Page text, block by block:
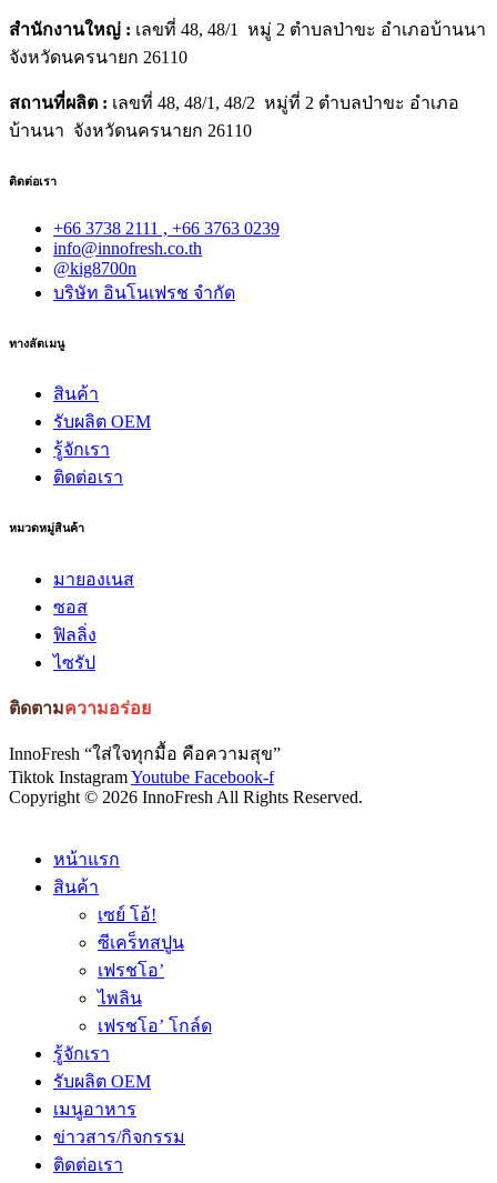
สำนักงานใหญ่ : เลขที่ 48, 48/1 หมู่ 2 ตำบลป่าขะ อำเภอบ้านนา
จังหวัดนครนายก 26110
สถานที่ผลิต : เลขที่ 48, 48/1, 48/2 หมู่ที่ 2 ตำบลป่าขะ อำเภอ
บ้านนา จังหวัดนครนายก 26110
ติดต่อเรา
+66 3738 2111 , +66 3763 0239
info@innofresh.co.th
@kig8700n
บริษัท อินโนเฟรช จำกัด
ทางลัดเมนู
สินค้า
รับผลิต OEM
รู้จักเรา
ติดต่อเรา
หมวดหมู่สินค้า
มายองเนส
ซอส
ฟิลลิ่ง
ไซรัป
ติดตามความอร่อย
InnoFresh “ใส่ใจทุกมื้อ คือความสุข”
Tiktok InstagramYoutube Facebook-f
Copyright © 2026 InnoFresh All Rights Reserved.
หน้าแรก
สินค้า
เซย์ โอ้!
ซีเคร็ทสปูน
เฟรชโอ’
ไพลิน
เฟรชโอ’ โกล์ด
รู้จักเรา
รับผลิต OEM
เมนูอาหาร
ข่าวสาร/กิจกรรม
ติดต่อเรา